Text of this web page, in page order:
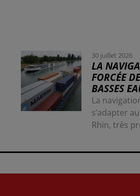
30 juillet 2026
LA
FORCÉE
BASSES
La
s’adapter
Rhin, très